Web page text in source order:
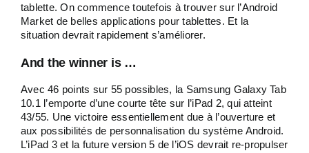
tablette. On commence toutefois à trouver sur l’Android
Market de belles applications pour tablettes. Et la
situation devrait rapidement s’améliorer.
And the winner is …
Avec 46 points sur 55 possibles, la Samsung Galaxy Tab
10.1 l’emporte d’une courte tête sur l’iPad 2, qui atteint
43/55. Une victoire essentiellement due à l’ouverture et
aux possibilités de personnalisation du système Android.
L’iPad 3 et la future version 5 de l’iOS devrait re-propulser